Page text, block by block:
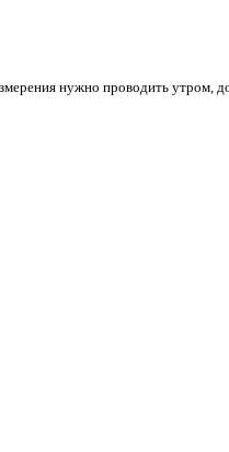
нужно проводить утром,